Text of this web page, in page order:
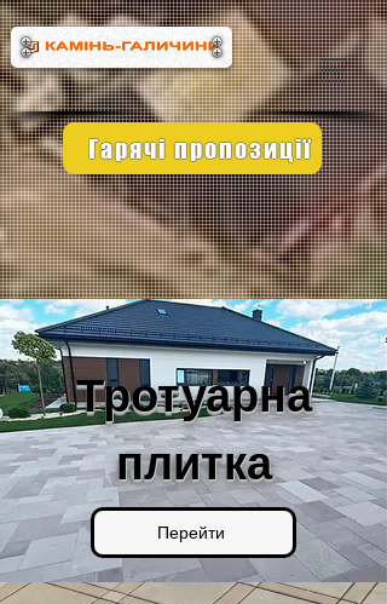
Гарячі пропозиції
Тротуарна
плитка
Перейти